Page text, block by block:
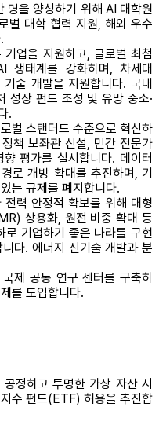
명을 양성하기 위해 AI 대학원
벌 대학 협력 지원, 해외 우수
업을 지원하고, 글로벌 최첨
생태계를 강화하며, 차세대
술 개발을 지원합니다. 국내
성장 펀드 조성 및 유망 중소·
.
벌 스탠더드 수준으로 혁신하
책 보좌관 신설, 민간 전문가
평가를 실시합니다. 데이터
로 개방 확대를 추진하며, 기
는 규제를 폐지합니다.
력 안정적 확보를 위해 대형
상용화, 원전 비중 확대 등
로 기업하기 좋은 나라를 구현
다. 에너지 신기술 개발과 분
제 공동 연구 센터를 구축하
를 도입합니다.
정하고 투명한 가상 자산 시
수 펀드(ETF) 허용을 추진합